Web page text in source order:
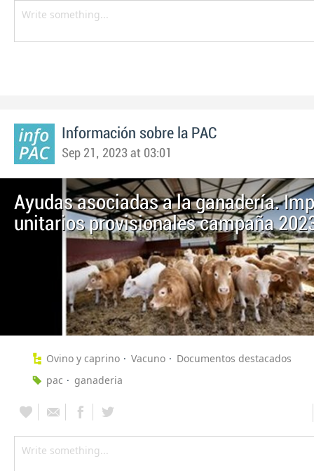
Información sobre la PAC
Sep 21, 2023 at 03:01
Ayudas asociadas a la ganadería.
unitarios provisionales campaña
Ovino y caprino Vacuno
Documentos destacados
pac
ganaderia